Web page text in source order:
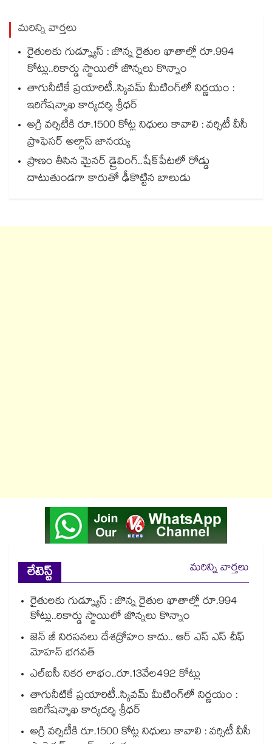
మరిన్ని వార్తలు
రైతులకు గుడ్న్యూస్ : జొన్న రైతుల ఖాతాల్లో రూ.994
కోట్లు..రికార్డు స్థాయిలో జొన్నలు కొన్నాం
తాగునీటికే ప్రయారిటీ..స్కివమ్ మీటింగ్‌‌‌‌‌‌‌‌‌‌‌‌‌‌‌‌లో నిర్ణయం :
ఇరిగేషన్శాఖ కార్యదర్శి శ్రీధర్
అగ్రి వర్సిటీకి రూ.1500 కోట్ల నిధులు కావాలి : వర్సిటీ వీసీ
ప్రొఫెసర్ అల్దాస్ జానయ్య
ప్రాణం తీసిన మైనర్‌‌ డ్రైవింగ్‌..షేక్‌పేటలో రోడ్డు
దాటుతుండగా కారుతో ఢీకొట్టిన బాలుడు
లేటెస్ట్
మరిన్ని వార్తలు
రైతులకు గుడ్న్యూస్ : జొన్న రైతుల ఖాతాల్లో రూ.994
కోట్లు..రికార్డు స్థాయిలో జొన్నలు కొన్నాం
జెన్ జీ నిరసనలు దేశద్రోహం కాదు.. ఆర్ ఎస్ ఎస్ చీఫ్
మోహన్ భగవత్
ఎల్ఐసీ నికర లాభం..రూ.13వేల492 కోట్లు
తాగునీటికే ప్రయారిటీ..స్కివమ్ మీటింగ్‌‌‌‌‌‌‌‌‌‌‌‌‌‌‌‌లో నిర్ణయం :
ఇరిగేషన్శాఖ కార్యదర్శి శ్రీధర్
అగ్రి వర్సిటీకి రూ.1500 కోట్ల నిధులు కావాలి : వర్సిటీ వీసీ